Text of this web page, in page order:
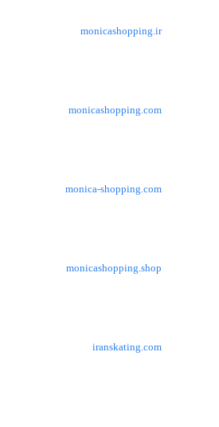
monicashopping.ir
monicashopping.com
monica-shopping.com
monicashopping.shop
iranskating.com